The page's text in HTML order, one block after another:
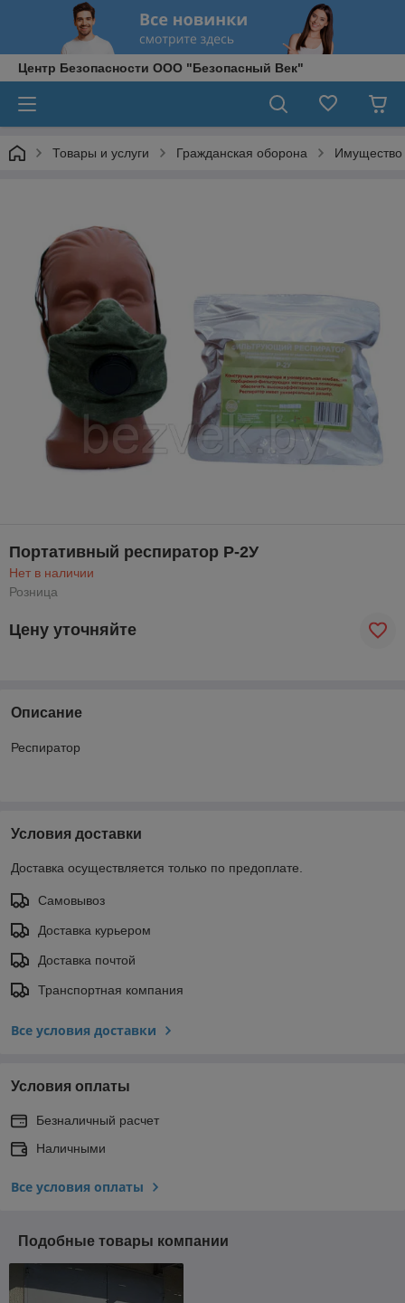
Центр Безопасности ООО "Безопасный Век"
Товары и услуги Гражданская оборона Имущество
Портативный респиратор Р-2У
Нет в наличии
Розница
Цену уточняйте
Описание
Респиратор
Условия доставки
Доставка осуществляется только по предоплате.
Самовывоз
Доставка курьером
Доставка почтой
Транспортная компания
Все условия доставки
Условия оплаты
Безналичный расчет
Наличными
Все условия оплаты
Подобные товары компании